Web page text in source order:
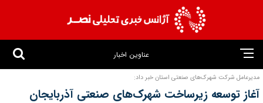
عناوین اخبار
مدیرعامل شرکت شهرک‌های صنعتی استان خبر داد:
آغاز توسعه زیرساخت‌ شهرک‌های صنعتی آذربایجان